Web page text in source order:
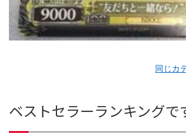
同じカ
ベストセラーランキングで